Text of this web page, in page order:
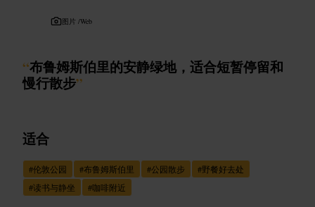
图片 /Web
“布鲁姆斯伯里的安静绿地，适合短暂停留和
慢行散步”
适合
#伦敦公园 #布鲁姆斯伯里 #公园散步 #野餐好去处
#读书与静坐 #咖啡附近